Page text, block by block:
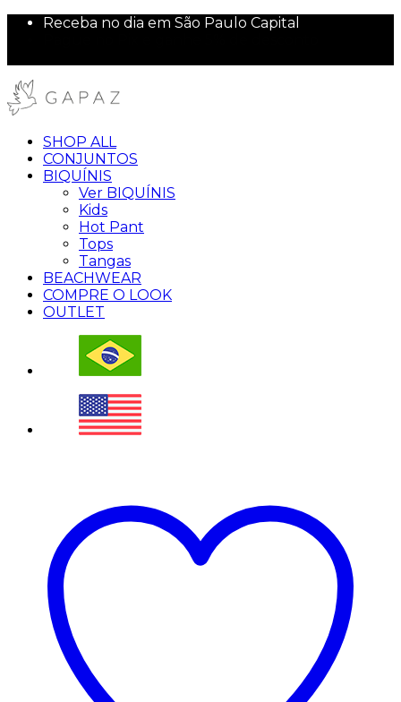
Receba no dia em São Paulo Capital
SHOP ALL
CONJUNTOS
BIQUÍNIS
Ver BIQUÍNIS
Kids
Hot Pant
Tops
Tangas
BEACHWEAR
COMPRE O LOOK
OUTLET